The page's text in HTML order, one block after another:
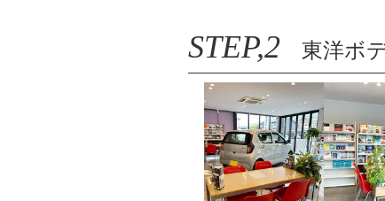
STEP,2 東洋ボ